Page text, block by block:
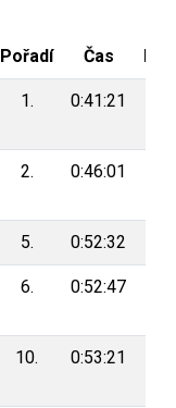
Pořadí Čas
1. 0:41:21
2. 0:46:01
5. 0:52:32
6. 0:52:47
10. 0:53:21